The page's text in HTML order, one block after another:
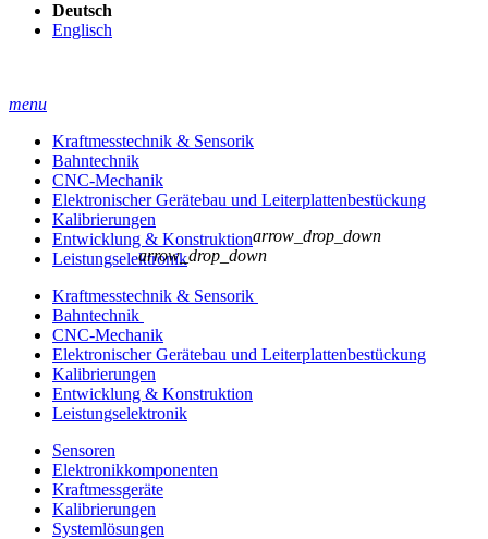
Deutsch
Englisch
menu
Kraftmesstechnik & Sensorik
Bahntechnik
CNC-Mechanik
Elektronischer Gerätebau und Leiterplatten­bestückung
Kalibrierungen
Entwicklung & Konstruktion
Leistungselektronik
Kraftmesstechnik & Sensorik
arrow_drop_down
Bahntechnik
arrow_drop_down
CNC-Mechanik
Elektronischer Gerätebau und Leiterplatten­bestückung
Kalibrierungen
Entwicklung & Konstruktion
Leistungselektronik
Sensoren
Elektronikkomponenten
Kraftmessgeräte
Kalibrierungen
Systemlösungen